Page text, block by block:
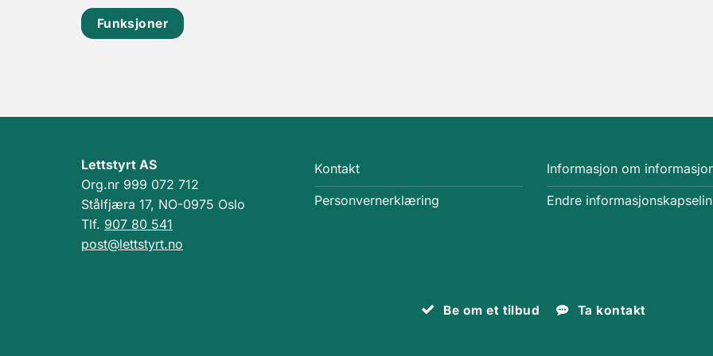
Funksjoner
Lettstyrt AS
Org.nr 999 072 712
Stålfjæra 17, NO-0975 Oslo
Tlf. 907 80 541
post@lettstyrt.no
Kontakt
Personvernerklæring
Informasjon om
Endre
Be om et tilbud Ta kontakt